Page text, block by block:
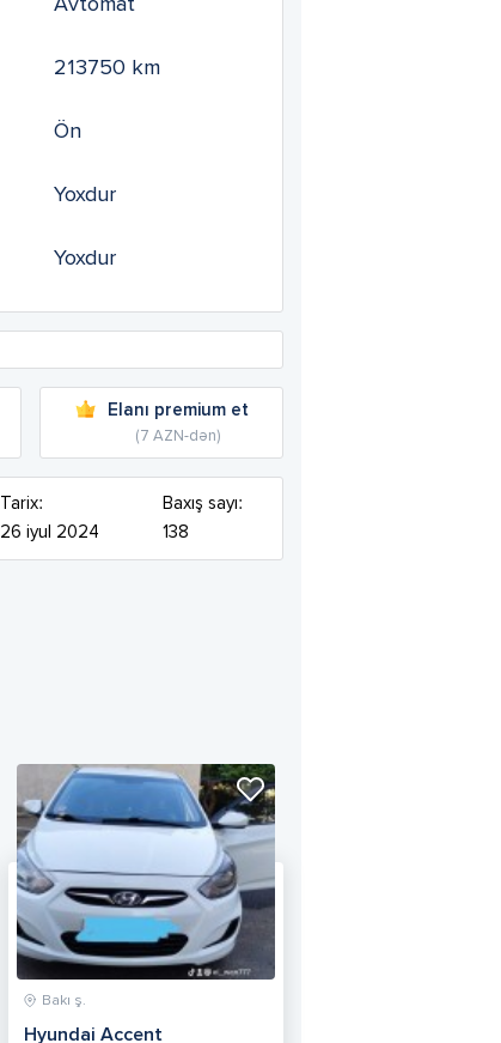
Avtomat
213750 km
Ön
Yoxdur
Yoxdur
Elanı premium et
(7 AZN-dən)
Tarix:
26 iyul 2024
Baxış sayı:
138
Bakı ş.
Hyundai Accent